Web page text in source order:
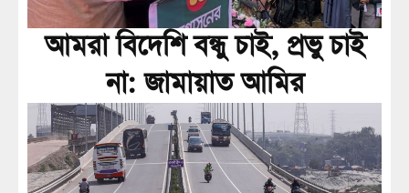
আমরা বিদেশি বন্ধু চাই, প্রভু চাই
না: জামায়াত আমির